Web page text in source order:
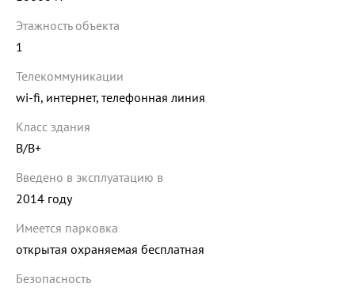
Этажность объекта
1
Телекоммуникации
wi-fi, интернет, телефонная линия
Класс здания
B/B+
Введено в эксплуатацию в
2014 году
Имеется парковка
открытая охраняемая бесплатная
Безопасность